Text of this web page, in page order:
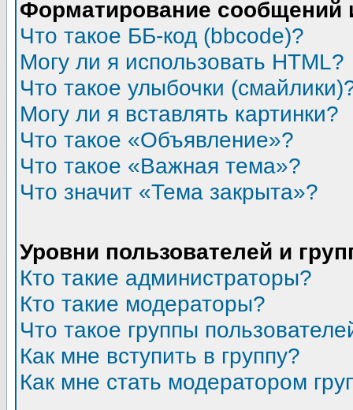
Форматирование сообщений
Что такое ББ-код (bbcode)?
Могу ли я использовать HTML?
Что такое улыбочки
Могу ли я вставлять картинки?
Что такое «Объявление»?
Что такое «Важная тема»?
Что значит «Тема закрыта»?
Уровни пользователей и
Кто такие администраторы?
Кто такие модераторы?
Что такое группы
Как мне вступить в группу?
Как мне стать модератором